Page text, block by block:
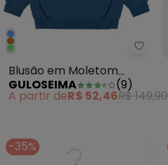
Blusão em Moletom
Infantil MeninoAzul
GULOSEIMA (9)
A partir deR$ 52,46R$ 149,90
-35%